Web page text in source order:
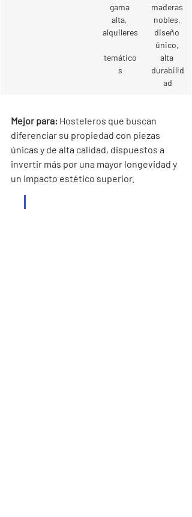
gama
alta,
alquileres
temático
s
maderas
nobles,
diseño
único,
alta
durabilid
ad
Mejor para: Hosteleros que buscan
diferenciar su propiedad con piezas
únicas y de alta calidad, dispuestos a
invertir más por una mayor longevidad y
un impacto estético superior.